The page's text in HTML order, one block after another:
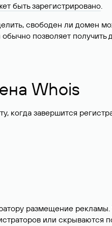
быть зарегистрировано.
свободен ли домен
позволяет получить
Whois
когда завершится
размещение
или скрываются